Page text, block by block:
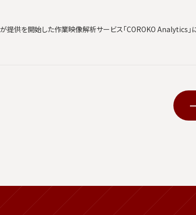
提供を開始した作業映像解析サービス「COROKO Analytics